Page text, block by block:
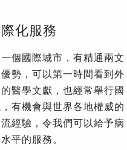
化服務
個國際城市，有精通兩文
勢，可以第一時間看到外
醫學文獻，也經常舉行國
有機會與世界各地權威的
經驗，令我們可以給予病
平的服務。